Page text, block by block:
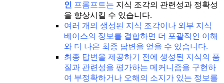
인 프롬프트는 지식 조각의 관련성과 정확성
을 향상시킬 수 있습니다.
여러 개의 생성된 지식 조각이나 외부 지식
베이스의 정보를 결합하면 더 포괄적인 이해
와 더 나은 최종 답변을 얻을 수 있습니다.
최종 답변을 제공하기 전에 생성된 지식의 품
질과 관련성을 평가하는 메커니즘을 구현하
여 부정확하거나 오해의 소지가 있는 정보를